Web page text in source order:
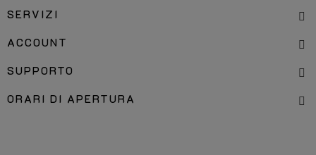
SERVIZI
ACCOUNT
SUPPORTO
ORARI DI APERTURA